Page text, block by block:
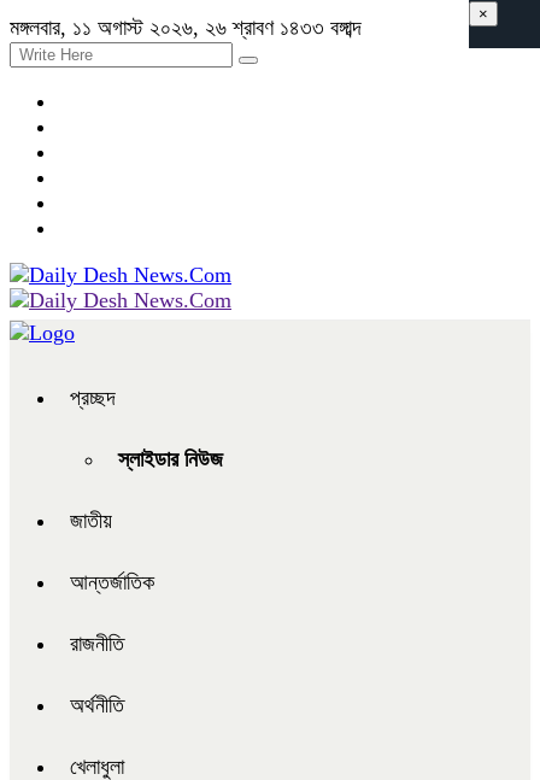
মঙ্গলবার, ১১ অগাস্ট ২০২৬, ২৬ শ্রাবণ ১৪৩৩ বঙ্গাব্দ
প্রচ্ছদ
স্লাইডার নিউজ
জাতীয়
আন্তর্জাতিক
রাজনীতি
অর্থনীতি
খেলাধুলা
×